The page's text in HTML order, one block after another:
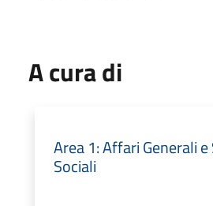
A cura di
Area 1: Affari Generali e
Sociali